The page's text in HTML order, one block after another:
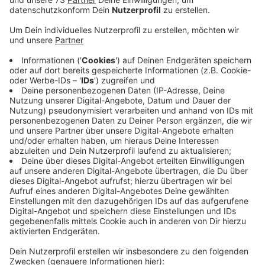
Veröffentlicht:Montag, 14.07.2025 14:38
Anzeige
Stromanbindung muss verstärkt werden
Anzeige
Netzbetreiber Vodafone hatte daraufhin einer
provisorische Umleitungsstrecke eingerichtet. Die
Stromanbindung dieser Umleitung wird heute
verstärkt.,
Das ist für den Betrieb zwingend notwendig, sagte uns
Vodafone auf Nachfrage. Dabei komme es aus
Sicherheitsgründen zu zwischenzeitlichen
Abschaltungen und Einschränkungen.